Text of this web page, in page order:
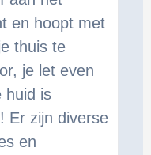
en hoopt met
thuis te
je let even
huid is
Er zijn diverse
en